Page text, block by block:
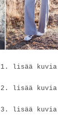
1. lisää kuvia
2. lisää kuvia
3. lisää kuvia